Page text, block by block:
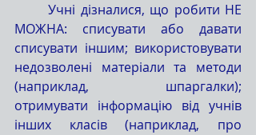
	Учні дізналися, що робити НЕ
МОЖНА: списувати або давати
списувати іншим; використовувати
недозволені матеріали та методи
(наприклад, шпаргалки);
отримувати інформацію від учнів
інших класів (наприклад, про